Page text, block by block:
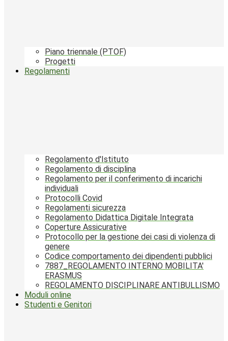
Piano triennale (PTOF)
Progetti
Regolamenti
Regolamento d'Istituto
Regolamento di disciplina
Regolamento per il conferimento di incarichi
individuali
Protocolli Covid
Regolamenti sicurezza
Regolamento Didattica Digitale Integrata
Coperture Assicurative
Protocollo per la gestione dei casi di violenza di
genere
Codice comportamento dei dipendenti pubblici
7887_REGOLAMENTO INTERNO MOBILITA'
ERASMUS
REGOLAMENTO DISCIPLINARE ANTIBULLISMO
Moduli online
Studenti e Genitori